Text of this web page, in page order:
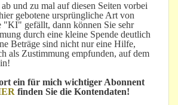
und zu mal auf diesen Seiten vorbei
gebotene ursprüngliche Art von
"KI" gefällt, dann können Sie sehr
durch eine kleine Spende deutlich
Beträge sind nicht nur eine Hilfe,
als Zustimmung empfunden, auf dem
ein für mich wichtiger Abonnent
finden Sie die Kontendaten!